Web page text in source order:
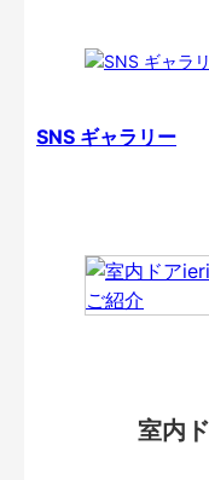
SNS ギャラリー
室内